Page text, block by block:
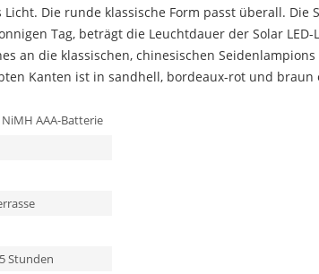
Die runde klassische Form passt überall.
Tag, beträgt die Leuchtdauer der Solar
an die klassischen, chinesischen
Kanten ist in sandhell, bordeaux-rot und braun
AAA-Batterie
Stunden